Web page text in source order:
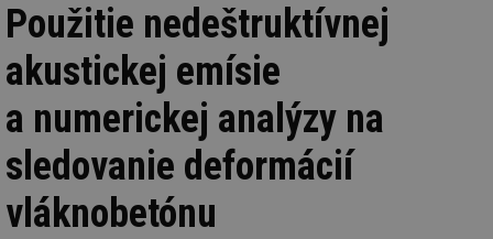
Použitie nedeštruktívnej
akustickej emísie
a numerickej analýzy na
sledovanie deformácií
vláknobetónu